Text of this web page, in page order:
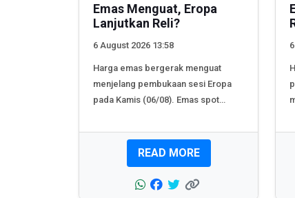
Emas Menguat, Eropa
Lanjutkan Reli?
6 August 2026 13:58
Harga emas bergerak menguat
menjelang pembukaan sesi Eropa
pada Kamis (06/08). Emas spot
READ MORE